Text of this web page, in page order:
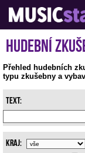
S muzikanty pro
Hudební
Přehled hudebních
typu zkušebny a
Text:
Kraj: